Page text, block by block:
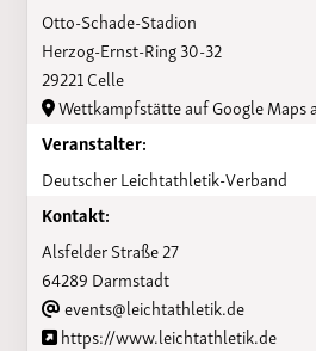
Otto-Schade-Stadion
Herzog-Ernst-Ring 30-32
29221 Celle
Wettkampfstätte auf Google Maps
Veranstalter:
Deutscher Leichtathletik-Verband
Kontakt:
Alsfelder Straße 27
64289 Darmstadt
events@leichtathletik.de
https://www.leichtathletik.de